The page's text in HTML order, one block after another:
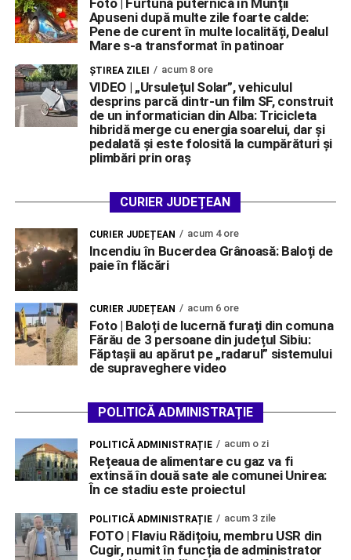
Foto | Furtună puternică în Munții
Apuseni după multe zile foarte calde:
Pene de curent în multe localități, Dealul
Mare s-a transformat în patinoar
ŞTIREA ZILEI acum 8 ore
VIDEO | „Ursulețul Solar”, vehiculul
desprins parcă dintr-un film SF, construit
de un informatician din Alba: Tricicleta
hibridă merge cu energia soarelui, dar și
pedalată și este folosită la cumpărături și
plimbări prin oraș
CURIER JUDEȚEAN
CURIER JUDEȚEAN acum 4 ore
Incendiu în Bucerdea Grânoasă: Baloți de
paie în flăcări
CURIER JUDEȚEAN acum 6 ore
Foto | Baloți de lucernă furați din comuna
Fărău de 3 persoane din județul Sibiu:
Făptașii au apărut pe „radarul” sistemului
de supraveghere video
POLITICĂ ADMINISTRAȚIE
POLITICĂ ADMINISTRAȚIE acum o zi
Rețeaua de alimentare cu gaz va fi
extinsă în două sate ale comunei Unirea:
În ce stadiu este proiectul
POLITICĂ ADMINISTRAȚIE acum 3 zile
FOTO | Flaviu Rădițoiu, membru USR din
Cugir, numit în funcția de administrator